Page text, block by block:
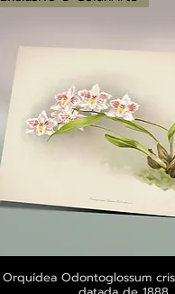
Visualização
Orquídea Odontoglossum